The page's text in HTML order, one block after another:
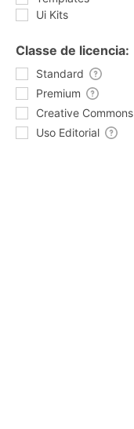
Ui Kits
Classe de licencia:
Standard
Premium
Creative Commons
Uso Editorial